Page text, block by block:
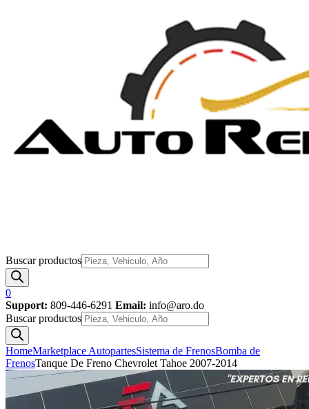
Buscar productos
0
Support: 809-446-6291 Email: info@aro.do
Buscar productos
HomeMarketplace AutopartesSistema de FrenosBomba de
FrenosTanque De Freno Chevrolet Tahoe 2007-2014